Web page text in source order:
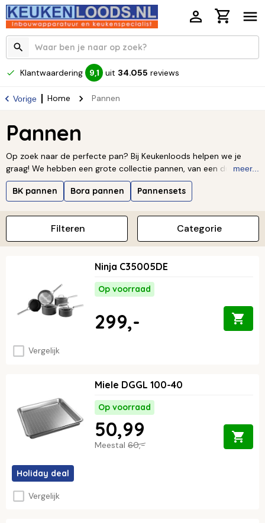
Klantwaardering 9,1 uit 34.055 reviews
Vorige Home Pannen
Pannen
Op zoek naar de perfecte pan? Bij Keukenloods helpen we je
graag! We hebben een grote collectie pannen, van een duurzame
koekenpan tot complete pannensets voor elk type fornuis. Of je
nu een snelle maaltijd wilt bakken of een uitgebreid diner wilt
meer...
BK pannen Bora pannen Pannensets
Categorie
Filteren
Vergelijk
Ninja C35005DE
Op voorraad
299,-
Holiday deal
Vergelijk
Miele DGGL 100-40
Op voorraad
Meestal 60,-
50,99